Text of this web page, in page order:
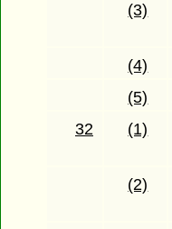
(3)
(4)
(5)
32
(1)
(2)